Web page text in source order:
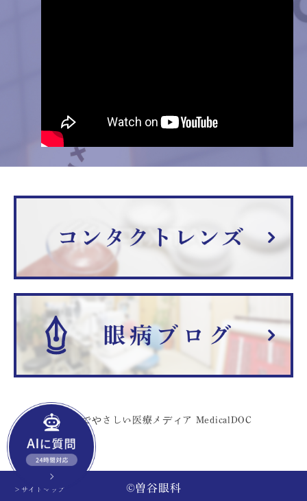
＞サイトマップ ©曽谷眼科